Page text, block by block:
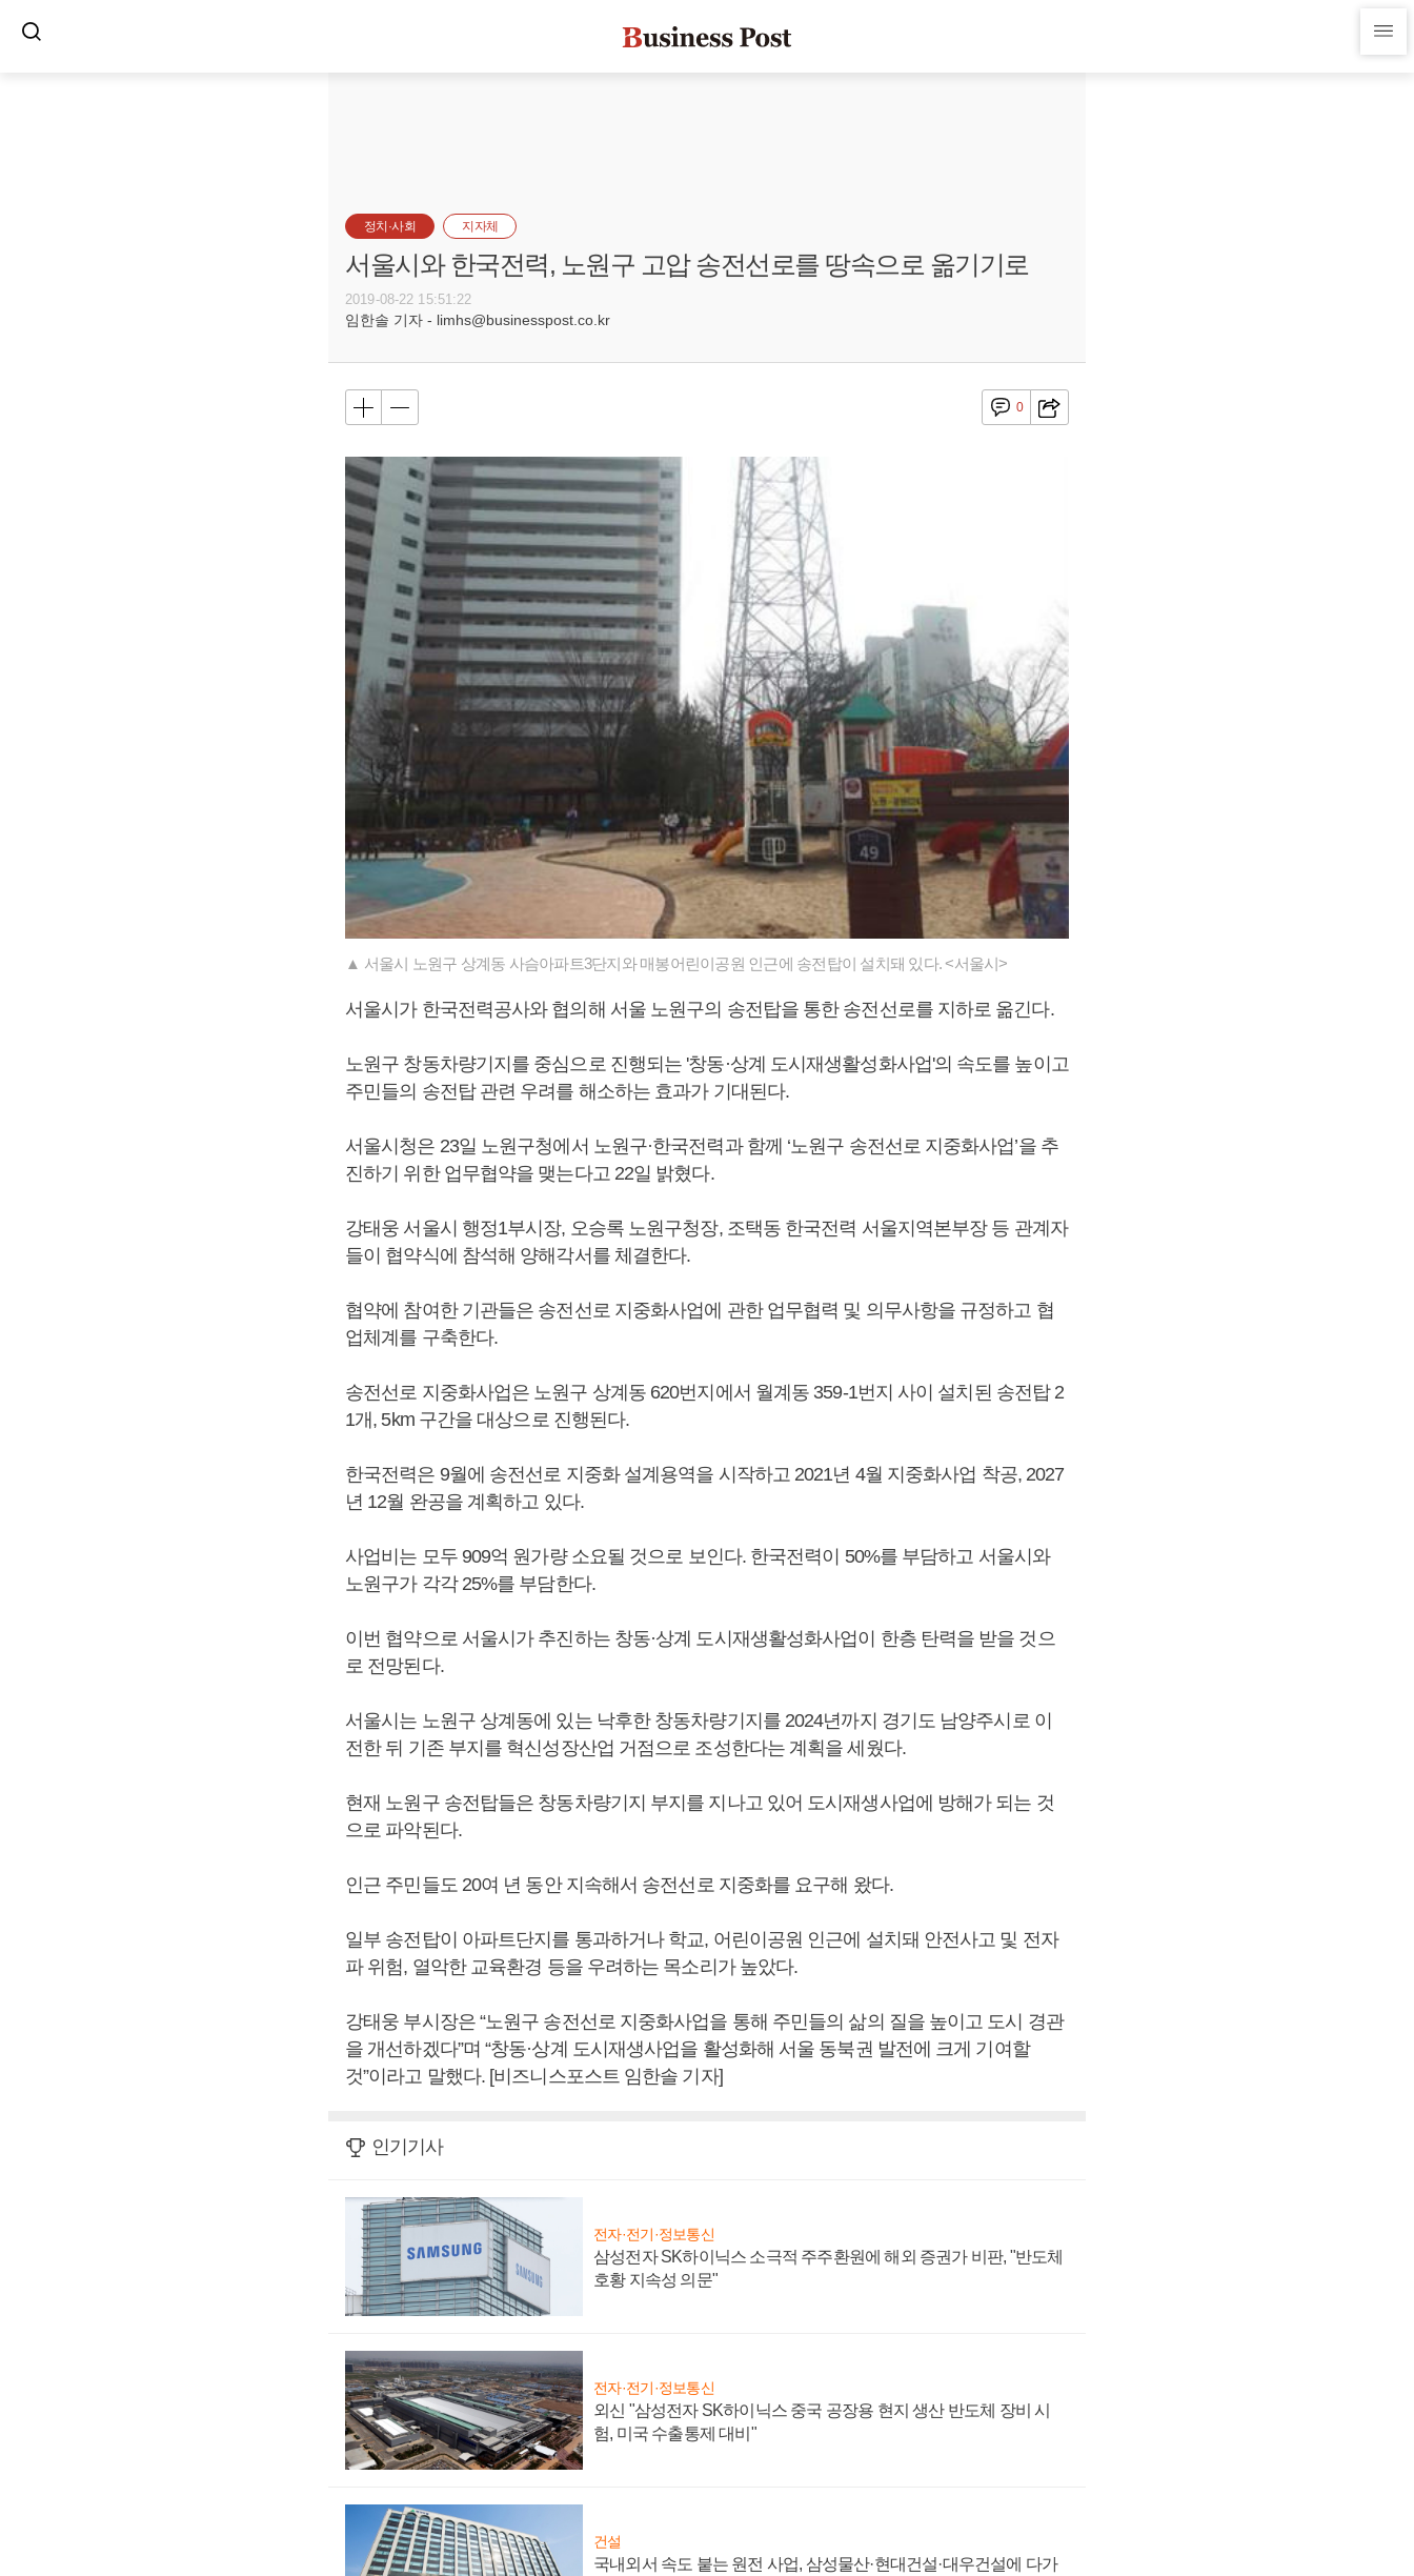
정치·사회 지자체
서울시와 한국전력, 노원구 고압 송전선로를 땅속으로 옮기기로
2019-08-22 15:51:22
임한솔 기자 - limhs@businesspost.co.kr
0
▲ 서울시 노원구 상계동 사슴아파트3단지와 매봉어린이공원 인근에 송전탑이 설치돼 있다. <서울시>
서울시가 한국전력공사와 협의해 서울 노원구의 송전탑을 통한 송전선로를 지하로 옮긴다.
노원구 창동차량기지를 중심으로 진행되는 '창동·상계 도시재생활성화사업'의 속도를 높이고
주민들의 송전탑 관련 우려를 해소하는 효과가 기대된다.
서울시청은 23일 노원구청에서 노원구·한국전력과 함께 ‘노원구 송전선로 지중화사업’을 추
진하기 위한 업무협약을 맺는다고 22일 밝혔다.
강태웅 서울시 행정1부시장, 오승록 노원구청장, 조택동 한국전력 서울지역본부장 등 관계자
들이 협약식에 참석해 양해각서를 체결한다.
협약에 참여한 기관들은 송전선로 지중화사업에 관한 업무협력 및 의무사항을 규정하고 협
업체계를 구축한다.
송전선로 지중화사업은 노원구 상계동 620번지에서 월계동 359-1번지 사이 설치된 송전탑 2
1개, 5km 구간을 대상으로 진행된다.
한국전력은 9월에 송전선로 지중화 설계용역을 시작하고 2021년 4월 지중화사업 착공, 2027
년 12월 완공을 계획하고 있다.
사업비는 모두 909억 원가량 소요될 것으로 보인다. 한국전력이 50%를 부담하고 서울시와
노원구가 각각 25%를 부담한다.
이번 협약으로 서울시가 추진하는 창동·상계 도시재생활성화사업이 한층 탄력을 받을 것으
로 전망된다.
서울시는 노원구 상계동에 있는 낙후한 창동차량기지를 2024년까지 경기도 남양주시로 이
전한 뒤 기존 부지를 혁신성장산업 거점으로 조성한다는 계획을 세웠다.
현재 노원구 송전탑들은 창동차량기지 부지를 지나고 있어 도시재생사업에 방해가 되는 것
으로 파악된다.
인근 주민들도 20여 년 동안 지속해서 송전선로 지중화를 요구해 왔다.
일부 송전탑이 아파트단지를 통과하거나 학교, 어린이공원 인근에 설치돼 안전사고 및 전자
파 위험, 열악한 교육환경 등을 우려하는 목소리가 높았다.
강태웅 부시장은 “노원구 송전선로 지중화사업을 통해 주민들의 삶의 질을 높이고 도시 경관
을 개선하겠다”며 “창동·상계 도시재생사업을 활성화해 서울 동북권 발전에 크게 기여할
것”이라고 말했다. [비즈니스포스트 임한솔 기자]
인기기사
전자·전기·정보통신
삼성전자 SK하이닉스 소극적 주주환원에 해외 증권가 비판, "반도체
호황 지속성 의문"
전자·전기·정보통신
외신 "삼성전자 SK하이닉스 중국 공장용 현지 생산 반도체 장비 시
험, 미국 수출통제 대비"
건설
국내외서 속도 붙는 원전 사업, 삼성물산·현대건설·대우건설에 다가